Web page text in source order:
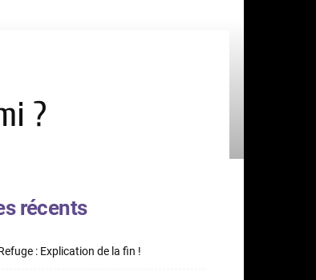
?
récents
: Explication de la fin !